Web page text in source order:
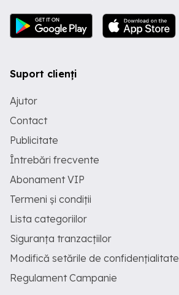
Suport clienți
Ajutor
Contact
Publicitate
Întrebări frecvente
Abonament VIP
Termeni și condiții
Lista categoriilor
Siguranța tranzacțiilor
Modifică setările de confidențialitate
Regulament Campanie